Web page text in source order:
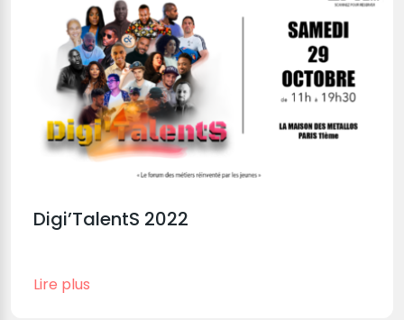
Digi’TalentS 2022
Lire plus